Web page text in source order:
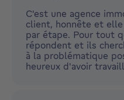
C'est une agence
client, honnête et
par étape. Pour tout
répondent et ils
à la problématique
heureux d'avoir